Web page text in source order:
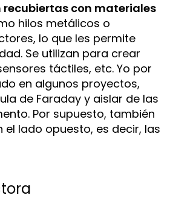
recubiertas con materiales
hilos metálicos o
lo que les permite
Se utilizan para crear
táctiles, etc. Yo por
en algunos proyectos,
de Faraday y aislar de las
Por supuesto, también
el lado opuesto, es decir, las